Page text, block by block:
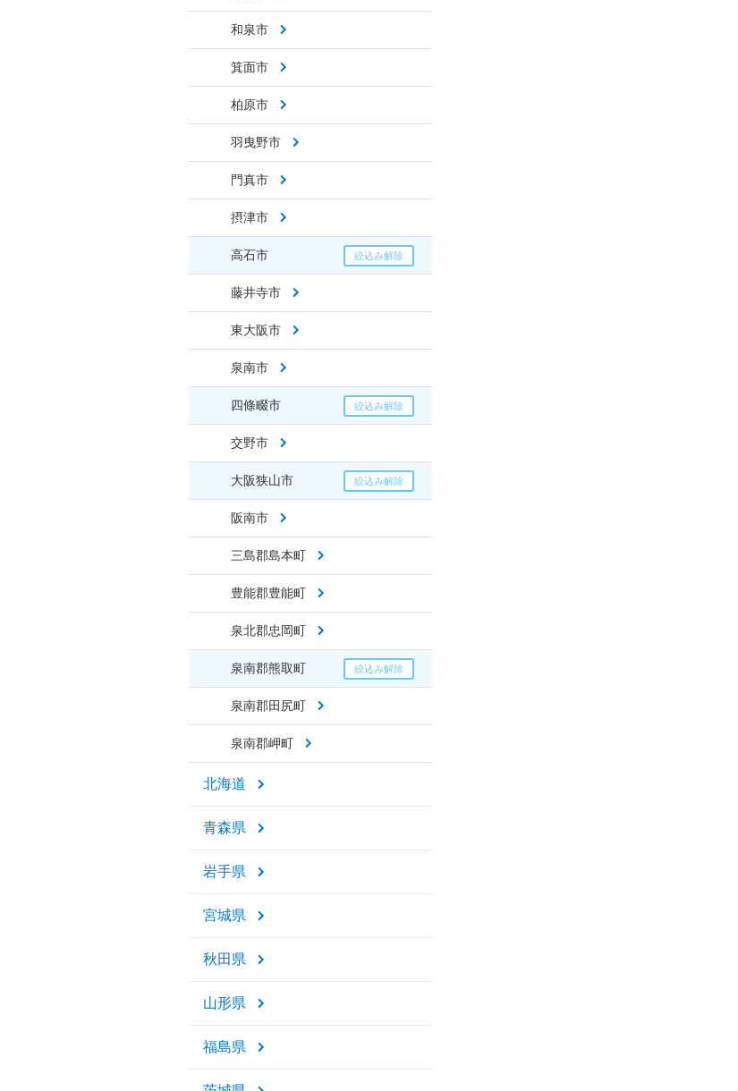
和泉市
箕面市
柏原市
羽曳野市
門真市
摂津市
高石市
藤井寺市
東大阪市
泉南市
四條畷市
交野市
大阪狭山市
阪南市
三島郡島本町
豊能郡豊能町
泉北郡忠岡町
泉南郡熊取町
泉南郡田尻町
泉南郡岬町
北海道
青森県
岩手県
宮城県
秋田県
山形県
福島県